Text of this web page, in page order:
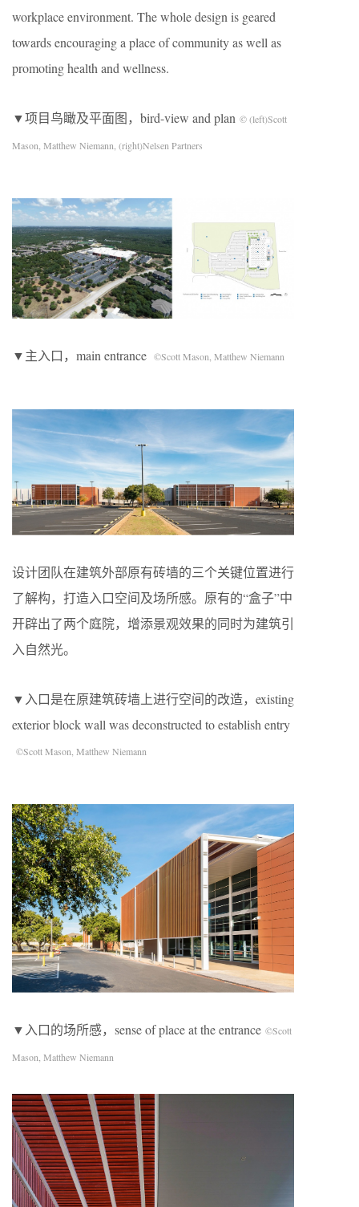
workplace environment. The whole design is geared
towards encouraging a place of community as well as
promoting health and wellness.
▼项目鸟瞰及平面图，bird-view and plan © (left)Scott
Mason, Matthew Niemann, (right)Nelsen Partners
▼主入口，main entrance ©Scott Mason, Matthew Niemann
设计团队在建筑外部原有砖墙的三个关键位置进行
了解构，打造入口空间及场所感。原有的“盒子”中
开辟出了两个庭院，增添景观效果的同时为建筑引
入自然光。
▼入口是在原建筑砖墙上进行空间的改造，existing
exterior block wall was deconstructed to establish entry
©Scott Mason, Matthew Niemann
▼入口的场所感，sense of place at the entrance ©Scott
Mason, Matthew Niemann